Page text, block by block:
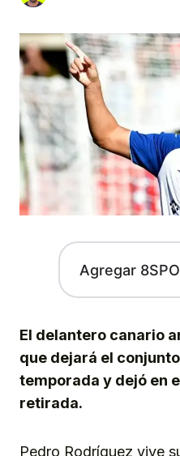
Agregar
El delantero canario
que dejará el
temporada y dejó en
retirada.
Pedro Rodríguez vive